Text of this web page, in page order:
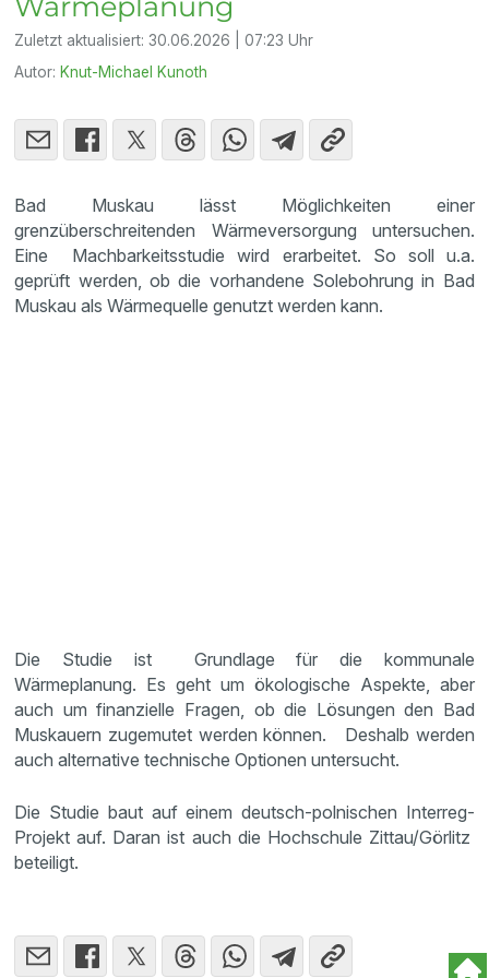
Zuletzt aktualisiert:30.06.2026 | 07:23 Uhr
Autor: Knut-Michael Kunoth
Bad Muskau lässt Möglichkeiten einer
grenzüberschreitenden Wärmeversorgung untersuchen.
Eine Machbarkeitsstudie wird erarbeitet. So soll u.a.
geprüft werden, ob die vorhandene Solebohrung in Bad
Muskau als Wärmequelle genutzt werden kann.
Die Studie ist Grundlage für die kommunale
Wärmeplanung. Es geht um ökologische Aspekte, aber
auch um finanzielle Fragen, ob die Lösungen den Bad
Muskauern zugemutet werden können. Deshalb werden
auch alternative technische Optionen untersucht.
Die Studie baut auf einem deutsch-polnischen Interreg-
Projekt auf. Daran ist auch die Hochschule Zittau/Görlitz
beteiligt.